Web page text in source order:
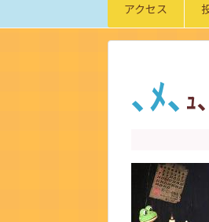
アクセス
､ﾒ､ ｭ